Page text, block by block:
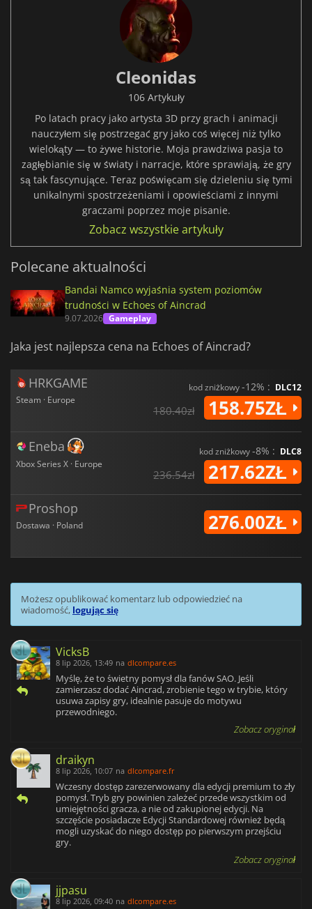
Cleonidas
106 Artykuły
Po latach pracy jako artysta 3D przy grach i animacji
nauczyłem się postrzegać gry jako coś więcej niż tylko
wielokąty — to żywe historie. Moja prawdziwa pasja to
zagłębianie się w światy i narracje, które sprawiają, że gry
są tak fascynujące. Teraz poświęcam się dzieleniu się tymi
unikalnymi spostrzeżeniami i opowieściami z innymi
graczami poprzez moje pisanie.
Zobacz wszystkie artykuły
Polecane aktualności
Bandai Namco wyjaśnia system poziomów
trudności w Echoes of Aincrad
9.07.2026 Gameplay
Jaka jest najlepsza cena na Echoes of Aincrad?
HRKGAME
Steam · Europe
kod zniżkowy-12% : DLC12
180.40zł 158.75ZŁ
Eneba
Xbox Series X · Europe
kod zniżkowy-8% : DLC8
236.54zł 217.62ZŁ
Proshop
Dostawa · Poland 276.00ZŁ
Możesz opublikować komentarz lub odpowiedzieć na
wiadomość, logując się
VicksB
8 lip 2026, 13:49 na dlcompare.es
Myślę, że to świetny pomysł dla fanów SAO. Jeśli
zamierzasz dodać Aincrad, zrobienie tego w trybie, który
usuwa zapisy gry, idealnie pasuje do motywu
przewodniego.
Zobacz oryginał
draikyn
8 lip 2026, 10:07 na dlcompare.fr
Wczesny dostęp zarezerwowany dla edycji premium to zły
pomysł. Tryb gry powinien zależeć przede wszystkim od
umiejętności gracza, a nie od zakupionej edycji. Na
szczęście posiadacze Edycji Standardowej również będą
mogli uzyskać do niego dostęp po pierwszym przejściu
gry.
Zobacz oryginał
jjpasu
8 lip 2026, 09:40 na dlcompare.es